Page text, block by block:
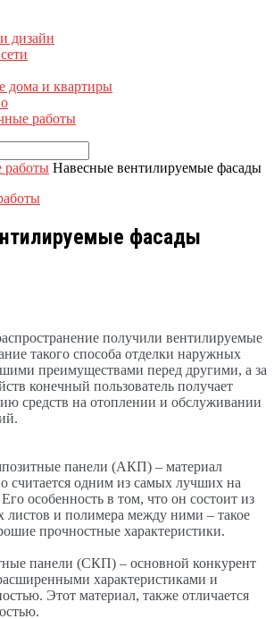
дизайн
дома и квартиры
работы
работы Навесные вентилируемые фасады
фасады
получили вентилируемые
такого способа отделки наружных
преимуществами перед другими, а за
конечный пользователь получает
средств на отоплении и обслуживании
панели (АКП) – материал
считается одним из самых лучших на
особенность в том, что он состоит из
листов и полимера между ними – такое
прочностные характеристики.
панели (СКП) – основной конкурент
характеристиками и
Этот материал, также отличается